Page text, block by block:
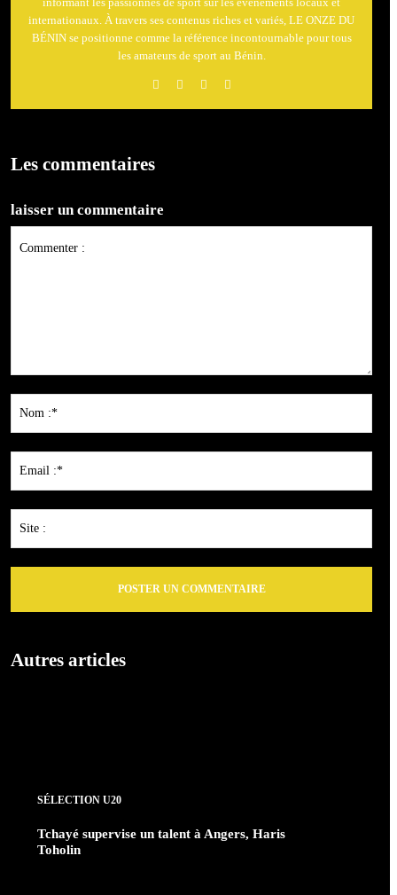
internationaux. À travers ses contenus riches et variés, LE ONZE DU
BÉNIN se positionne comme la référence incontournable pour tous
les amateurs de sport au Bénin.
Les commentaires
laisser un commentaire
Autres articles
SÉLECTION U20
Tchayé supervise un talent à Angers, Haris
Toholin